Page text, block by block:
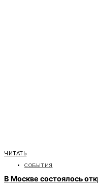
ЧИТАТЬ
СОБЫТИЯ
В Москве состоялось